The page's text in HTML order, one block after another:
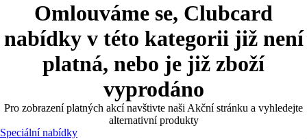
Omlouváme se, Clubcard
nabídky v této kategorii již není
platná, nebo je již zboží
vyprodáno
Pro zobrazení platných akcí navštivte naši Akční stránku a vyhledejte
alternativní produkty
Speciální nabídky